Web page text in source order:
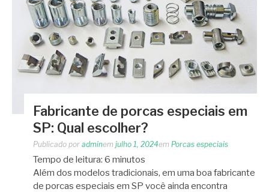
Fabricante de porcas especiais em
SP: Qual escolher?
Publicado por adminem julho 1, 2024em Porcas especiais
Tempo de leitura: 6 minutos
Além dos modelos tradicionais, em uma boa fabricante
de porcas especiais em SP você ainda encontra